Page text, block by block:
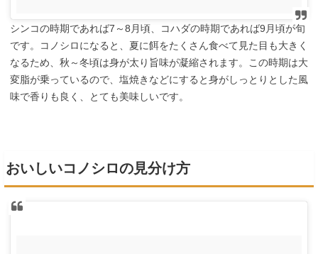
シンコの時期であれば7～8月頃、コハダの時期であれば9月頃が旬
です。コノシロになると、夏に餌をたくさん食べて見た目も大きく
なるため、秋～冬頃は身が太り旨味が凝縮されます。この時期は大
変脂が乗っているので、塩焼きなどにすると身がしっとりとした風
味で香りも良く、とても美味しいです。
おいしいコノシロの見分け方